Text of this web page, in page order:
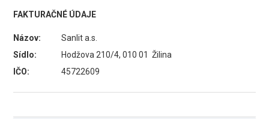
FAKTURAČNÉ ÚDAJE
Názov:
Sanlit a.s.
Sídlo:
Hodžova 210/4, 010 01 Žilina
IČO:
45722609